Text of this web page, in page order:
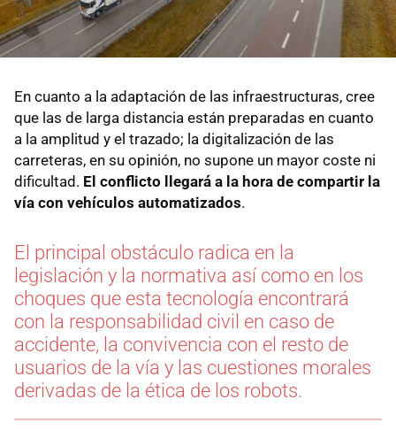
En cuanto a la adaptación de las infraestructuras, cree
que las de larga distancia están preparadas en cuanto
a la amplitud y el trazado; la digitalización de las
carreteras, en su opinión, no supone un mayor coste ni
dificultad. El conflicto llegará a la hora de compartir la
vía con vehículos automatizados.
El principal obstáculo radica en la
legislación y la normativa así como en los
choques que esta tecnología encontrará
con la responsabilidad civil en caso de
accidente, la convivencia con el resto de
usuarios de la vía y las cuestiones morales
derivadas de la ética de los robots.